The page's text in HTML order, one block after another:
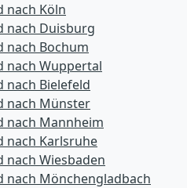
nach Köln
nach Duisburg
nach Bochum
nach Wuppertal
nach Bielefeld
nach Münster
nach Mannheim
nach Karlsruhe
nach Wiesbaden
nach Mönchen­gladbach